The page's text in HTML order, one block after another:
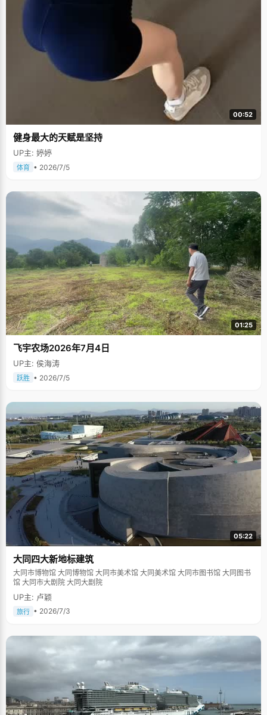
00:52
健身最大的天赋是坚持
UP主: 婷婷
体育 • 2026/7/5
01:25
飞宇农场2026年7月4日
UP主: 侯海涛
跃胜 • 2026/7/5
05:22
大同四大新地标建筑
大同市博物馆 大同博物馆 大同市美术馆 大同美术馆 大同市图书馆 大同图书
馆 大同市大剧院 大同大剧院
UP主: 卢颖
旅行 • 2026/7/3